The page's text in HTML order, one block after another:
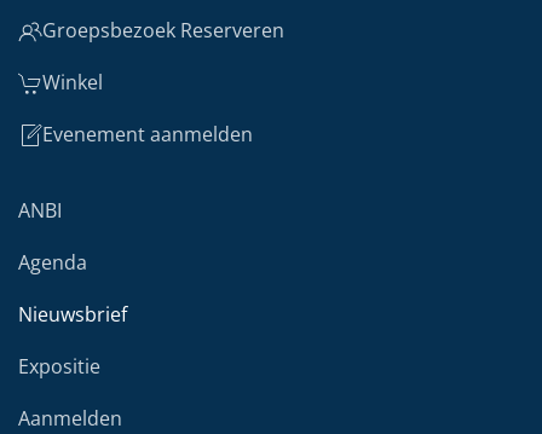
Groepsbezoek Reserveren
Winkel
Evenement aanmelden
ANBI
Agenda
Nieuwsbrief
Expositie
Aanmelden